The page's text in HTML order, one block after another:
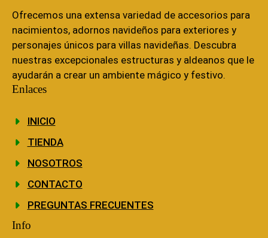
Ofrecemos una extensa variedad de accesorios para
nacimientos, adornos navideños para exteriores y
personajes únicos para villas navideñas. Descubra
nuestras excepcionales estructuras y aldeanos que le
ayudarán a crear un ambiente mágico y festivo.
Enlaces
INICIO
TIENDA
NOSOTROS
CONTACTO
PREGUNTAS FRECUENTES
Info